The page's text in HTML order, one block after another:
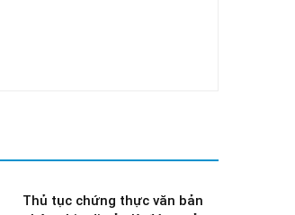
Thủ tục chứng thực văn bản